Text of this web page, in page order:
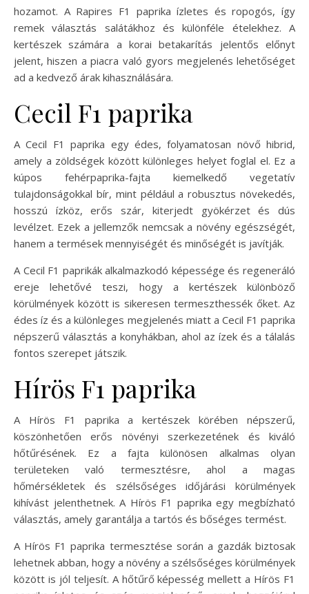
hozamot. A Rapires F1 paprika ízletes és ropogós, így
remek választás salátákhoz és különféle ételekhez. A
kertészek számára a korai betakarítás jelentős előnyt
jelent, hiszen a piacra való gyors megjelenés lehetőséget
ad a kedvező árak kihasználására.
Cecil F1 paprika
A Cecil F1 paprika egy édes, folyamatosan növő hibrid,
amely a zöldségek között különleges helyet foglal el. Ez a
kúpos fehérpaprika-fajta kiemelkedő vegetatív
tulajdonságokkal bír, mint például a robusztus növekedés,
hosszú ízköz, erős szár, kiterjedt gyökérzet és dús
levélzet. Ezek a jellemzők nemcsak a növény egészségét,
hanem a termések mennyiségét és minőségét is javítják.
A Cecil F1 paprikák alkalmazkodó képessége és regeneráló
ereje lehetővé teszi, hogy a kertészek különböző
körülmények között is sikeresen termeszthessék őket. Az
édes íz és a különleges megjelenés miatt a Cecil F1 paprika
népszerű választás a konyhákban, ahol az ízek és a tálalás
fontos szerepet játszik.
Hírös F1 paprika
A Hírös F1 paprika a kertészek körében népszerű,
köszönhetően erős növényi szerkezetének és kiváló
hőtűrésének. Ez a fajta különösen alkalmas olyan
területeken való termesztésre, ahol a magas
hőmérsékletek és szélsőséges időjárási körülmények
kihívást jelenthetnek. A Hírös F1 paprika egy megbízható
választás, amely garantálja a tartós és bőséges termést.
A Hírös F1 paprika termesztése során a gazdák biztosak
lehetnek abban, hogy a növény a szélsőséges körülmények
között is jól teljesít. A hőtűrő képesség mellett a Hírös F1